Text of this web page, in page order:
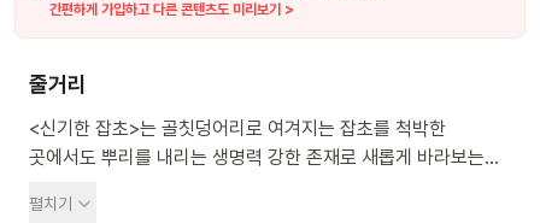
간편하게 가입하고 다른 콘텐츠도 미리보기 >
줄거리
<신기한 잡초>는 골칫덩어리로 여겨지는 잡초를 척박한
곳에서도 뿌리를 내리는 생명력 강한 존재로 새롭게 바라보는
커다란 구멍이 생겨요. 그리고 메도스위트 가족은 하루아침에
펼치기